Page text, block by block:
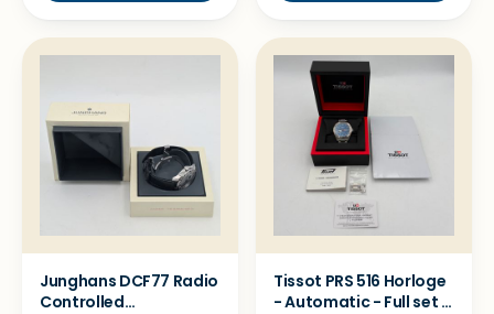
Junghans DCF77 Radio
Controlled
Tissot PRS 516 Horloge
- Automatic - Full set -